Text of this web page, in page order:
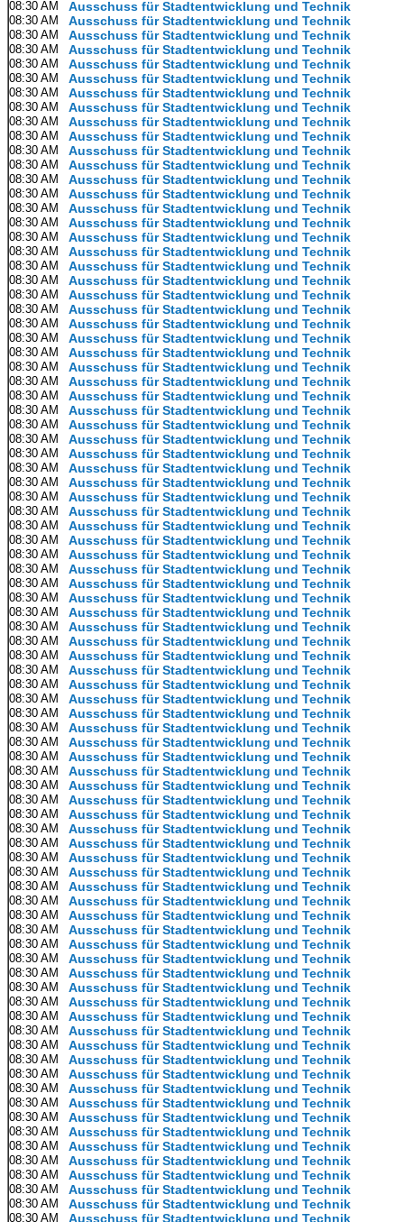
08:30 AM Ausschuss für Stadtentwicklung und Technik
08:30 AM Ausschuss für Stadtentwicklung und Technik
08:30 AM Ausschuss für Stadtentwicklung und Technik
08:30 AM Ausschuss für Stadtentwicklung und Technik
08:30 AM Ausschuss für Stadtentwicklung und Technik
08:30 AM Ausschuss für Stadtentwicklung und Technik
08:30 AM Ausschuss für Stadtentwicklung und Technik
08:30 AM Ausschuss für Stadtentwicklung und Technik
08:30 AM Ausschuss für Stadtentwicklung und Technik
08:30 AM Ausschuss für Stadtentwicklung und Technik
08:30 AM Ausschuss für Stadtentwicklung und Technik
08:30 AM Ausschuss für Stadtentwicklung und Technik
08:30 AM Ausschuss für Stadtentwicklung und Technik
08:30 AM Ausschuss für Stadtentwicklung und Technik
08:30 AM Ausschuss für Stadtentwicklung und Technik
08:30 AM Ausschuss für Stadtentwicklung und Technik
08:30 AM Ausschuss für Stadtentwicklung und Technik
08:30 AM Ausschuss für Stadtentwicklung und Technik
08:30 AM Ausschuss für Stadtentwicklung und Technik
08:30 AM Ausschuss für Stadtentwicklung und Technik
08:30 AM Ausschuss für Stadtentwicklung und Technik
08:30 AM Ausschuss für Stadtentwicklung und Technik
08:30 AM Ausschuss für Stadtentwicklung und Technik
08:30 AM Ausschuss für Stadtentwicklung und Technik
08:30 AM Ausschuss für Stadtentwicklung und Technik
08:30 AM Ausschuss für Stadtentwicklung und Technik
08:30 AM Ausschuss für Stadtentwicklung und Technik
08:30 AM Ausschuss für Stadtentwicklung und Technik
08:30 AM Ausschuss für Stadtentwicklung und Technik
08:30 AM Ausschuss für Stadtentwicklung und Technik
08:30 AM Ausschuss für Stadtentwicklung und Technik
08:30 AM Ausschuss für Stadtentwicklung und Technik
08:30 AM Ausschuss für Stadtentwicklung und Technik
08:30 AM Ausschuss für Stadtentwicklung und Technik
08:30 AM Ausschuss für Stadtentwicklung und Technik
08:30 AM Ausschuss für Stadtentwicklung und Technik
08:30 AM Ausschuss für Stadtentwicklung und Technik
08:30 AM Ausschuss für Stadtentwicklung und Technik
08:30 AM Ausschuss für Stadtentwicklung und Technik
08:30 AM Ausschuss für Stadtentwicklung und Technik
08:30 AM Ausschuss für Stadtentwicklung und Technik
08:30 AM Ausschuss für Stadtentwicklung und Technik
08:30 AM Ausschuss für Stadtentwicklung und Technik
08:30 AM Ausschuss für Stadtentwicklung und Technik
08:30 AM Ausschuss für Stadtentwicklung und Technik
08:30 AM Ausschuss für Stadtentwicklung und Technik
08:30 AM Ausschuss für Stadtentwicklung und Technik
08:30 AM Ausschuss für Stadtentwicklung und Technik
08:30 AM Ausschuss für Stadtentwicklung und Technik
08:30 AM Ausschuss für Stadtentwicklung und Technik
08:30 AM Ausschuss für Stadtentwicklung und Technik
08:30 AM Ausschuss für Stadtentwicklung und Technik
08:30 AM Ausschuss für Stadtentwicklung und Technik
08:30 AM Ausschuss für Stadtentwicklung und Technik
08:30 AM Ausschuss für Stadtentwicklung und Technik
08:30 AM Ausschuss für Stadtentwicklung und Technik
08:30 AM Ausschuss für Stadtentwicklung und Technik
08:30 AM Ausschuss für Stadtentwicklung und Technik
08:30 AM Ausschuss für Stadtentwicklung und Technik
08:30 AM Ausschuss für Stadtentwicklung und Technik
08:30 AM Ausschuss für Stadtentwicklung und Technik
08:30 AM Ausschuss für Stadtentwicklung und Technik
08:30 AM Ausschuss für Stadtentwicklung und Technik
08:30 AM Ausschuss für Stadtentwicklung und Technik
08:30 AM Ausschuss für Stadtentwicklung und Technik
08:30 AM Ausschuss für Stadtentwicklung und Technik
08:30 AM Ausschuss für Stadtentwicklung und Technik
08:30 AM Ausschuss für Stadtentwicklung und Technik
08:30 AM Ausschuss für Stadtentwicklung und Technik
08:30 AM Ausschuss für Stadtentwicklung und Technik
08:30 AM Ausschuss für Stadtentwicklung und Technik
08:30 AM Ausschuss für Stadtentwicklung und Technik
08:30 AM Ausschuss für Stadtentwicklung und Technik
08:30 AM Ausschuss für Stadtentwicklung und Technik
08:30 AM Ausschuss für Stadtentwicklung und Technik
08:30 AM Ausschuss für Stadtentwicklung und Technik
08:30 AM Ausschuss für Stadtentwicklung und Technik
08:30 AM Ausschuss für Stadtentwicklung und Technik
08:30 AM Ausschuss für Stadtentwicklung und Technik
08:30 AM Ausschuss für Stadtentwicklung und Technik
08:30 AM Ausschuss für Stadtentwicklung und Technik
08:30 AM Ausschuss für Stadtentwicklung und Technik
08:30 AM Ausschuss für Stadtentwicklung und Technik
08:30 AM Ausschuss für Stadtentwicklung und Technik
08:30 AM Ausschuss für Stadtentwicklung und Technik